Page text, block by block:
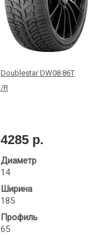
Doublestar DW08 86T
/R
4285 р.
Диаметр
14
Ширина
185
Профиль
65